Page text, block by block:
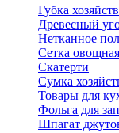
Губка
Древесный
Нетканное
Сетка
Скатерти
Сумка
Товары для
Фольга для
Шпагат